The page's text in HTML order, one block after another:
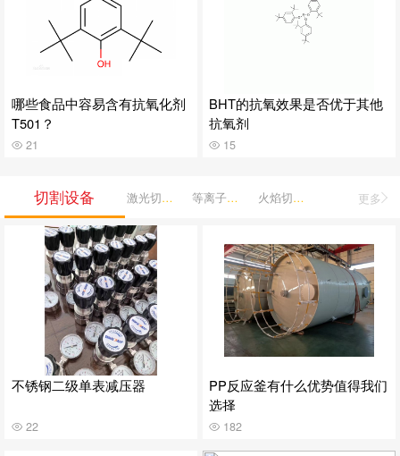
哪些食品中容易含有抗氧化剂
T501？
21
BHT的抗氧效果是否优于其他
抗氧剂
15
切割设备 激光切割机 等离子切割机 火焰切割机 更多
不锈钢二级单表减压器
22
PP反应釜有什么优势值得我们
选择
182